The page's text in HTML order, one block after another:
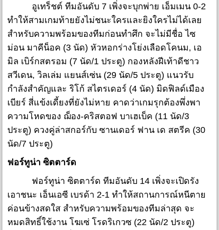
อูเทร็ชต์ ทีมอันดับ 7 เพิ่งจะบุกพ่าย เอ็มเมน 0-2
ทำให้สามเกมท้ายยังไม่ชนะใครและยิงใครไม่ได้เลย
สำหรับความพร้อมของทีมก่อนทำศึก จะไม่มีชื่อ ไซ
ม่อน มาคีน็อค (3 นัด) หัวหอกร่างโย่งเลือดโคนม, เอ
มิล เบิร์กสตรอม (7 นัด/1 ประตู) กองหลังฝีเท้าดีชาว
สวีเดน, วิลเล่ม แยนส์เซ่น (29 นัด/5 ประตู) แนวรับ
กำลังสำคัญและ ริโก้ สไตรเดอร์ (4 นัด) มิดฟิลด์เมือง
เบียร์ สี่แข้งเดี้ยงที่ยังไม่หาย คาดว่าเกมรุกต้องพึ่งพา
ความโหดของ ฌ็อง-คริสตอฟ บาเฮเบ็ค (11 นัด/3
ประตู) ควงคู่ล่าสกอร์กับ ซานเดอร์ ฟาน เด สตรีค (30
นัด/7 ประตู)
ฟอร์ทูน่า ซิตตาร์ด
ฟอร์ทูน่า ซิตตาร์ด ทีมอันดับ 14 เพิ่งจะเปิดรัง
เอาชนะ เอ็นเอซี เบรด้า 2-1 ทำให้สถานการณ์หนีตาย
ค่อนข้างสดใส สำหรับความพร้อมของทีมล่าสุด จะ
หมดสิทธิ์ใช้งาน โฆเซ่ โรดริเกวซ (22 นัด/2 ประตู)